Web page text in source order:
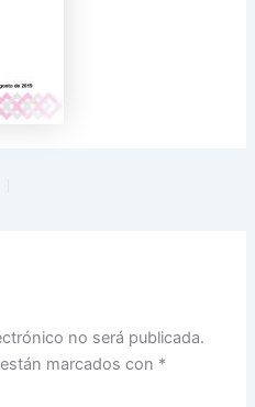
no será publicada.
marcados con *